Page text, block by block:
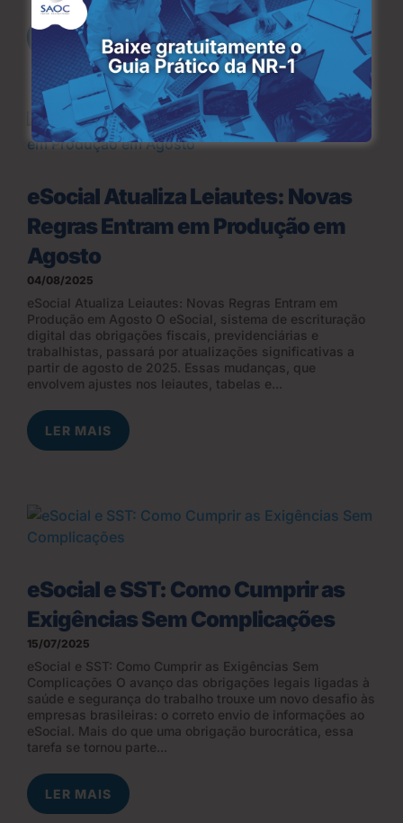
LER MAIS
eSocial Atualiza Leiautes: Novas
Regras Entram em Produção em
Agosto
04/08/2025
eSocial Atualiza Leiautes: Novas Regras Entram em
Produção em Agosto O eSocial, sistema de escrituração
digital das obrigações fiscais, previdenciárias e
trabalhistas, passará por atualizações significativas a
partir de agosto de 2025. Essas mudanças, que
envolvem ajustes nos leiautes, tabelas e...
LER MAIS
eSocial e SST: Como Cumprir as
Exigências Sem Complicações
15/07/2025
eSocial e SST: Como Cumprir as Exigências Sem
Complicações O avanço das obrigações legais ligadas à
saúde e segurança do trabalho trouxe um novo desafio às
empresas brasileiras: o correto envio de informações ao
eSocial. Mais do que uma obrigação burocrática, essa
tarefa se tornou parte...
LER MAIS